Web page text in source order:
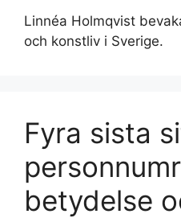
Linnéa Holmqvist
och konstliv i Sverige.
Fyra sista
betydelse